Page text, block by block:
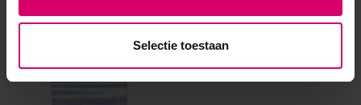
Selectie toestaan